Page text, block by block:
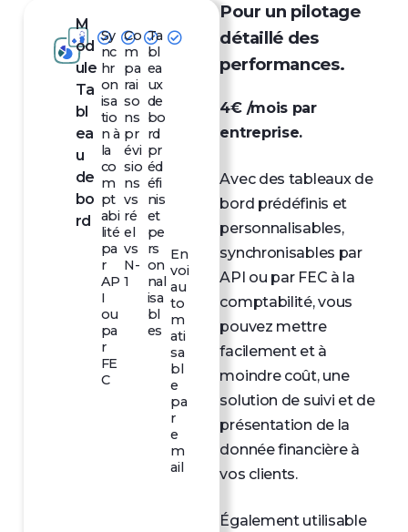
M
od
ule
Ta
bl
ea
u
de
bo
rd
Sy
nc
hr
on
isa
tio
n à
la
co
m
pt
abi
lité
pa
r
AP
I
ou
pa
r
FE
C
Co
m
pa
rai
so
ns
pr
évi
sio
ns
vs
ré
el
vs
N-
1
Ta
bl
ea
ux
de
bo
rd
pr
éd
éfi
nis
et
pe
rs
on
nal
isa
bl
es
En
voi
au
to
m
ati
sa
bl
e
pa
r
e
m
ail
Pour un pilotage
détaillé des
performances.
4€ /mois par
entreprise.
Avec des tableaux de
bord prédéfinis et
personnalisables,
synchronisables par
API ou par FEC à la
comptabilité, vous
pouvez mettre
facilement et à
moindre coût, une
solution de suivi et de
présentation de la
donnée financière à
vos clients.
Également utilisable